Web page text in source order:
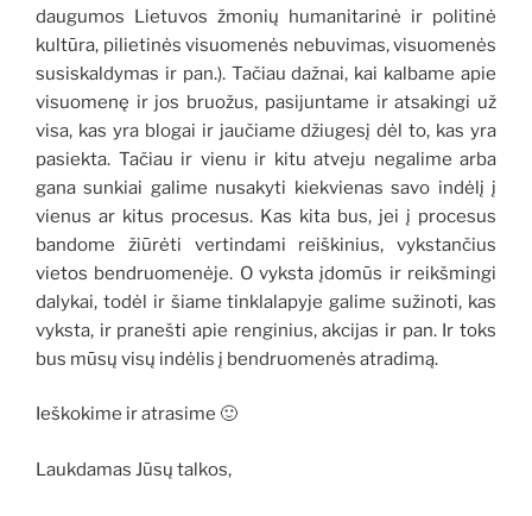
daugumos Lietuvos žmonių humanitarinė ir politinė
kultūra, pilietinės visuomenės nebuvimas, visuomenės
susiskaldymas ir pan.). Tačiau dažnai, kai kalbame apie
visuomenę ir jos bruožus, pasijuntame ir atsakingi už
visa, kas yra blogai ir jaučiame džiugesį dėl to, kas yra
pasiekta. Tačiau ir vienu ir kitu atveju negalime arba
gana sunkiai galime nusakyti kiekvienas savo indėlį į
vienus ar kitus procesus. Kas kita bus, jei į procesus
bandome žiūrėti vertindami reiškinius, vykstančius
vietos bendruomenėje. O vyksta įdomūs ir reikšmingi
dalykai, todėl ir šiame tinklalapyje galime sužinoti, kas
vyksta, ir pranešti apie renginius, akcijas ir pan. Ir toks
bus mūsų visų indėlis į bendruomenės atradimą.
Ieškokime ir atrasime 🙂
Laukdamas Jūsų talkos,